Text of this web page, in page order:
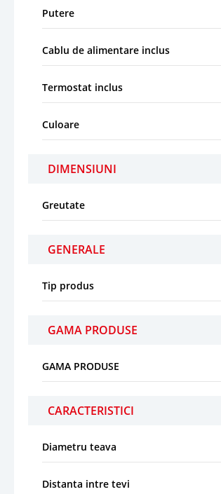
Putere
Cablu de alimentare inclus
Termostat inclus
Culoare
DIMENSIUNI
Greutate
GENERALE
Tip produs
GAMA PRODUSE
GAMA PRODUSE
CARACTERISTICI
Diametru teava
Distanta intre tevi